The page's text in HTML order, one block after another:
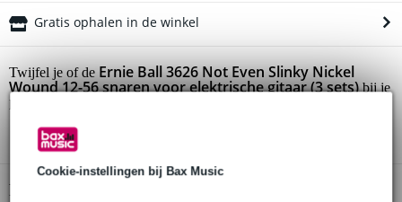
Cookie-instellingen bij Bax Music
Gratis ophalen in de winkel
Twijfel je of de Ernie Ball 3626 Not Even Slinky Nickel
Wound 12-56 snaren voor elektrische gitaar (3 sets)bij je
past? Doe de check.
Productinformatie